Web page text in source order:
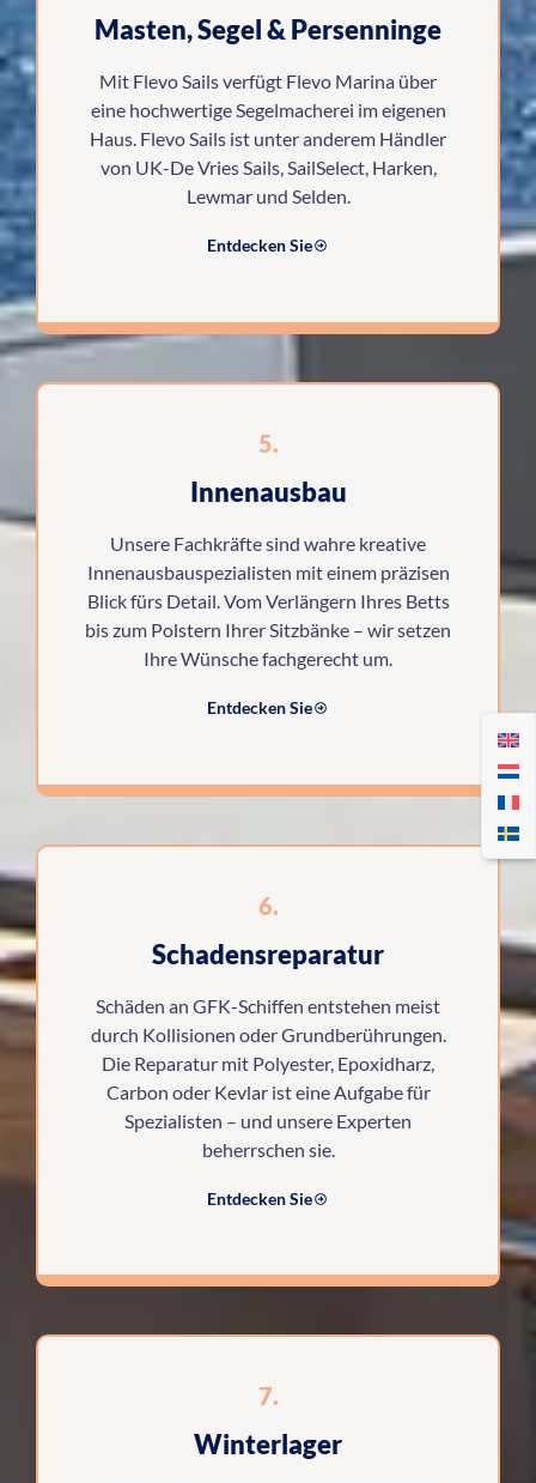
Masten, Segel & Persenninge
Mit Flevo Sails verfügt Flevo Marina über
eine hochwertige Segelmacherei im eigenen
Haus. Flevo Sails ist unter anderem Händler
von UK-De Vries Sails, SailSelect, Harken,
Lewmar und Selden.
Entdecken Sie
5.
Innenausbau
Unsere Fachkräfte sind wahre kreative
Innenausbauspezialisten mit einem präzisen
Blick fürs Detail. Vom Verlängern Ihres Betts
bis zum Polstern Ihrer Sitzbänke – wir setzen
Ihre Wünsche fachgerecht um.
Entdecken Sie
6.
Schadensreparatur
Schäden an GFK-Schiffen entstehen meist
durch Kollisionen oder Grundberührungen.
Die Reparatur mit Polyester, Epoxidharz,
Carbon oder Kevlar ist eine Aufgabe für
Spezialisten – und unsere Experten
beherrschen sie.
Entdecken Sie
7.
Winterlager